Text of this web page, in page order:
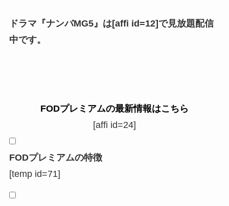
ドラマ『ナンバMG5』は[affi id=12]で見放題配信
中です。
FODプレミアムの最新情報はこちら
[affi id=24]
FODプレミアムの特徴
[temp id=71]